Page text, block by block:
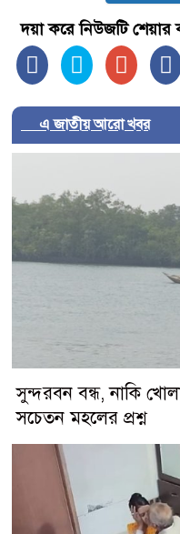
দয়া করে নিউজটি
এ জাতীয় আরো খবর
সুন্দরবন বন্ধ, নাকি
সচেতন মহলের প্রশ্ন